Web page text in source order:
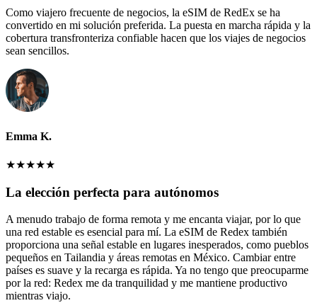
Como viajero frecuente de negocios, la eSIM de RedEx se ha
convertido en mi solución preferida. La puesta en marcha rápida y la
cobertura transfronteriza confiable hacen que los viajes de negocios
sean sencillos.
Emma K.
★★★★★
La elección perfecta para autónomos
A menudo trabajo de forma remota y me encanta viajar, por lo que
una red estable es esencial para mí. La eSIM de Redex también
proporciona una señal estable en lugares inesperados, como pueblos
pequeños en Tailandia y áreas remotas en México. Cambiar entre
países es suave y la recarga es rápida. Ya no tengo que preocuparme
por la red: Redex me da tranquilidad y me mantiene productivo
mientras viajo.